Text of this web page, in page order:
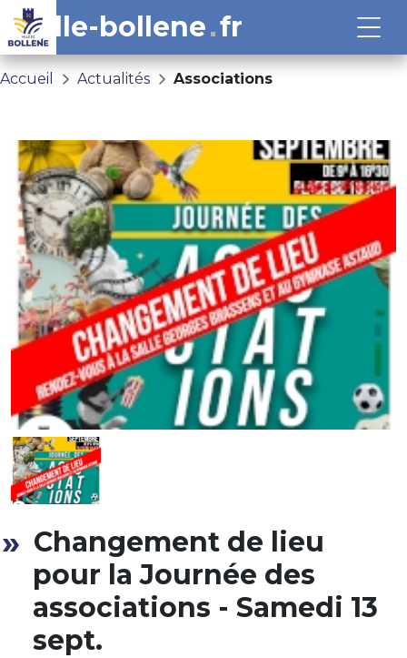
ville-bollene fr
Accueil Actualités Associations
Changement de lieu
pour la Journée des
associations - Samedi 13
sept.